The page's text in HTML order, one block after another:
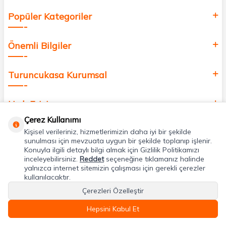
Popüler Kategoriler
Önemli Bilgiler
Turuncukasa Kurumsal
Hızlı Erişim
Uygulamalarımız
Adres & İletişim
Çerez Kullanımı
Kişisel verileriniz, hizmetlerimizin daha iyi bir şekilde
sunulması için mevzuata uygun bir şekilde toplanıp işlenir.
Konuyla ilgili detaylı bilgi almak için Gizlilik Politikamızı
inceleyebilirsiniz. Reddetseçeneğine tıklamanız halinde
yalnızca internet sitemizin çalışması için gerekli çerezler
kullanılacaktır.
Çerezleri Özelleştir
Hepsini Kabul Et